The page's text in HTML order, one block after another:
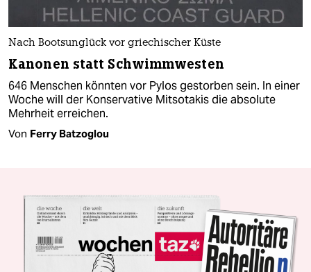
Nach Bootsunglück vor griechischer Küste
Kanonen statt Schwimmwesten
646 Menschen könnten vor Pylos gestorben sein. In einer
Woche will der Konservative Mitsotakis die absolute
Mehrheit erreichen.
Von Ferry Batzoglou